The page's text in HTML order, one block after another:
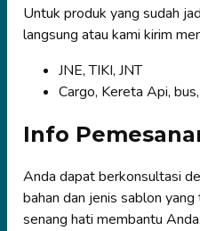
Untuk produk yang sudah
langsung atau kami kirim
JNE, TIKI, JNT
Cargo, Kereta Api,
Info
Anda dapat berkonsultasi
bahan dan jenis sablon
senang hati membantu Anda.